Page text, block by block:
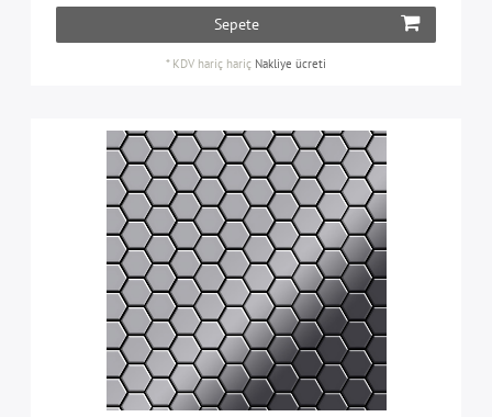
Sepete
* KDV hariç hariç Nakliye ücreti